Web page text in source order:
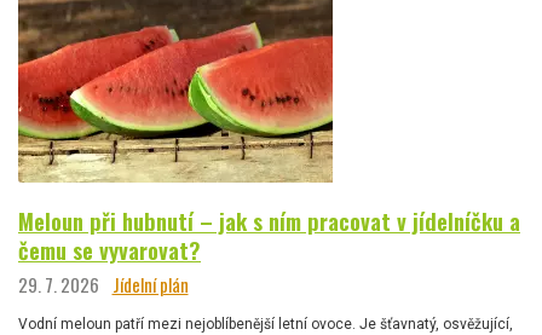
Meloun při hubnutí – jak s ním pracovat v jídelníčku a
čemu se vyvarovat?
29. 7. 2026 Jídelní plán
Vodní meloun patří mezi nejoblíbenější letní ovoce. Je šťavnatý, osvěžující,